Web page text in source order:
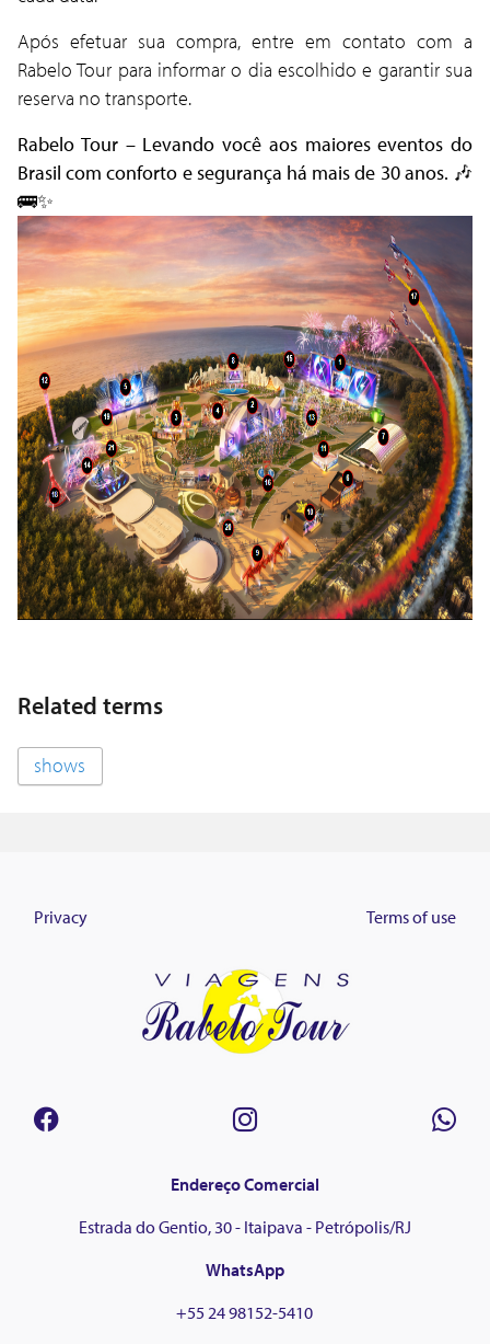
Após efetuar sua compra, entre em contato com a
Rabelo Tour para informar o dia escolhido e garantir sua
reserva no transporte.
Rabelo Tour – Levando você aos maiores eventos do
Brasil com conforto e segurança há mais de 30 anos. 🎶
🚌✨
Related terms
shows
Privacy Terms of use
Endereço Comercial
Estrada do Gentio, 30 - Itaipava - Petrópolis/RJ
WhatsApp
+55 24 98152-5410